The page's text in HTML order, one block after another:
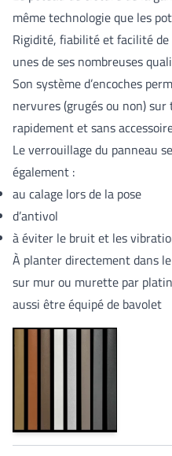
même technologie que les
Rigidité, fiabilité et facilité
unes de ses nombreuses
Son système d’encoches
nervures (grugés ou non)
rapidement et sans
Le verrouillage du panneau
également :
au calage lors de la pose
d’antivol
à éviter le bruit et les
À planter directement dans
sur mur ou murette par
aussi être équipé de bavolet